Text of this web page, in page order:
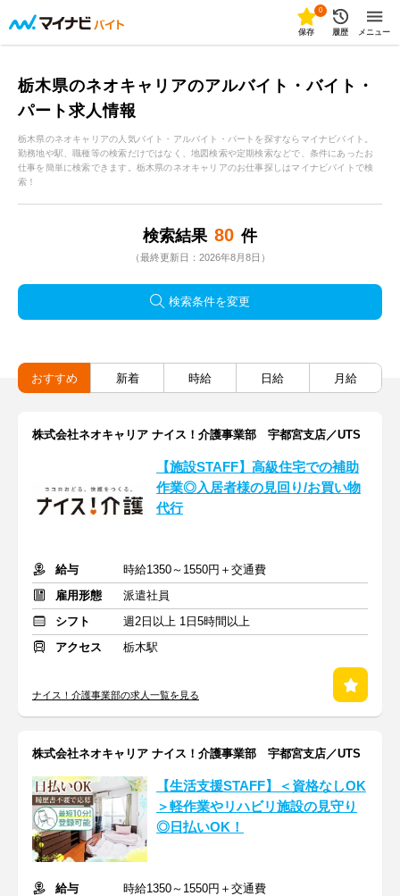
0
保存 履歴 メニュー
栃木県のネオキャリアのアルバイト・バイト・
パート求人情報
栃木県のネオキャリアの人気バイト・アルバイト・パートを探すならマイナビバイト。
勤務地や駅、職種等の検索だけではなく、地図検索や定期検索などで、条件にあったお
仕事を簡単に検索できます。栃木県のネオキャリアのお仕事探しはマイナビバイトで検
索！
検索結果 80 件
（最終更新日：2026年8月8日）
検索条件を変更
おすすめ 新着 時給 日給 月給
株式会社ネオキャリア ナイス！介護事業部 宇都宮支店／UTS
【施設STAFF】高級住宅での補助
作業◎入居者様の見回り/お買い物
代行
給与
時給1350～1550円＋交通費
雇用形態
派遣社員
シフト
週2日以上 1日5時間以上
アクセス
栃木駅
ナイス！介護事業部の求人一覧を見る
株式会社ネオキャリア ナイス！介護事業部 宇都宮支店／UTS
【生活支援STAFF】＜資格なしOK
＞軽作業やリハビリ施設の見守り
◎日払いOK！
給与
時給1350～1550円＋交通費